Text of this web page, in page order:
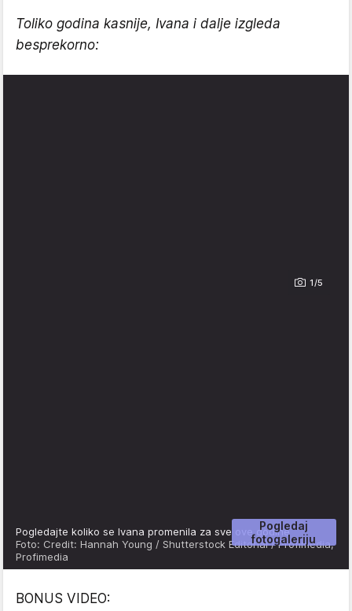
Toliko godina kasnije, Ivana i dalje izgleda
besprekorno:
1/5
Pogledaj
fotogaleriju
Pogledajte koliko se Ivana promenila za sve ove godine
Foto: Credit: Hannah Young / Shutterstock Editorial / Profimedia,
Profimedia
BONUS VIDEO: